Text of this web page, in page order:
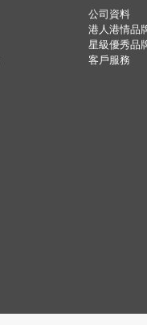
公司資料
港人港情品
星級優秀品
客戶服務